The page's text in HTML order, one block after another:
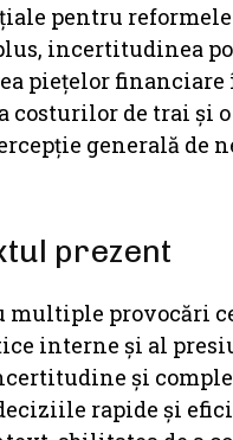
pentru
incertitudinea
piețelor financiare
costurilor de trai și
generală de
prezent
provocări
interne și al
și
rapide și